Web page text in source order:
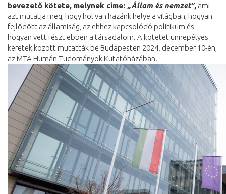
bevezető kötete, melynek címe: „Állam és nemzet”, ami
azt mutatja meg, hogy hol van hazánk helye a világban, hogyan
fejlődött az államiság, az ehhez kapcsolódó politikum és
hogyan vett részt ebben a társadalom. A kötetet ünnepélyes
keretek között mutatták be Budapesten 2024. december 10-én,
az MTA Humán Tudományok Kutatóházában.